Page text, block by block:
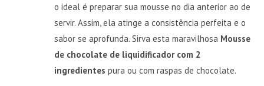
o ideal é preparar sua mousse no dia anterior ao de
servir. Assim, ela atinge a consistência perfeita e o
sabor se aprofunda. Sirva esta maravilhosa Mousse
de chocolate de liquidificador com 2
ingredientes pura ou com raspas de chocolate.